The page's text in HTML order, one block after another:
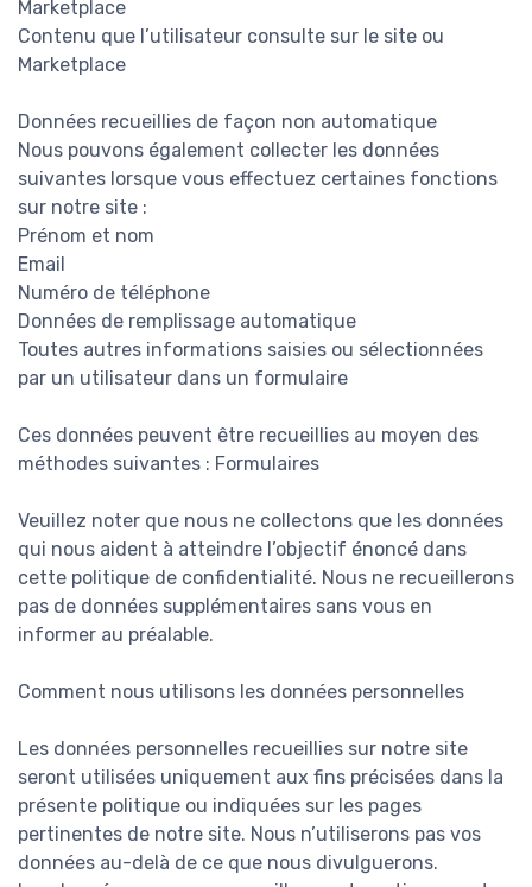
Marketplace
Contenu que l’utilisateur consulte sur le site ou
Marketplace
Données recueillies de façon non automatique
Nous pouvons également collecter les données
suivantes lorsque vous effectuez certaines fonctions
sur notre site :
Prénom et nom
Email
Numéro de téléphone
Données de remplissage automatique
Toutes autres informations saisies ou sélectionnées
par un utilisateur dans un formulaire
Ces données peuvent être recueillies au moyen des
méthodes suivantes : Formulaires
Veuillez noter que nous ne collectons que les données
qui nous aident à atteindre l’objectif énoncé dans
cette politique de confidentialité. Nous ne recueillerons
pas de données supplémentaires sans vous en
informer au préalable.
Comment nous utilisons les données personnelles
Les données personnelles recueillies sur notre site
seront utilisées uniquement aux fins précisées dans la
présente politique ou indiquées sur les pages
pertinentes de notre site. Nous n’utiliserons pas vos
données au-delà de ce que nous divulguerons.